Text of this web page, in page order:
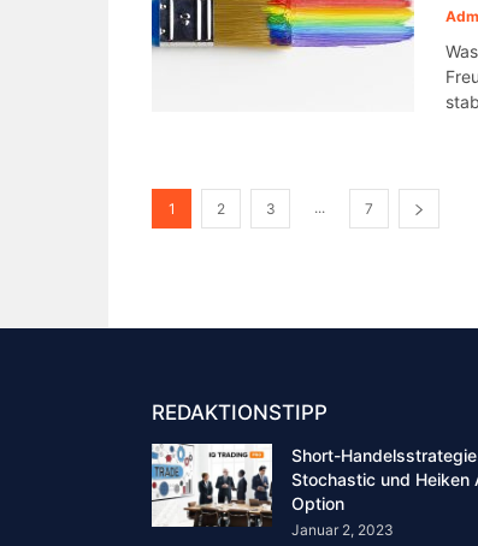
1 2 3 ... 7
REDAKTIONSTIPP
Short-
Stochastic und Heiken
Option
Januar 2, 2023